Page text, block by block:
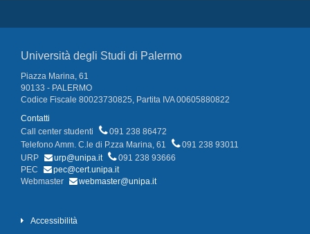
Università degli Studi di Palermo
Piazza Marina, 61
90133 - PALERMO
Codice Fiscale 80023730825, Partita IVA 00605880822
Contatti
Call center studenti
091 238 86472
Telefono Amm. C.le di P.zza Marina, 61
091 238 93011
URP
urp@unipa.it
091 238 93666
PEC
pec@cert.unipa.it
Webmaster
webmaster@unipa.it
Accessibilità